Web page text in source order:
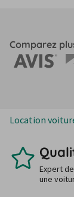
Comparez
Location
Expert
une